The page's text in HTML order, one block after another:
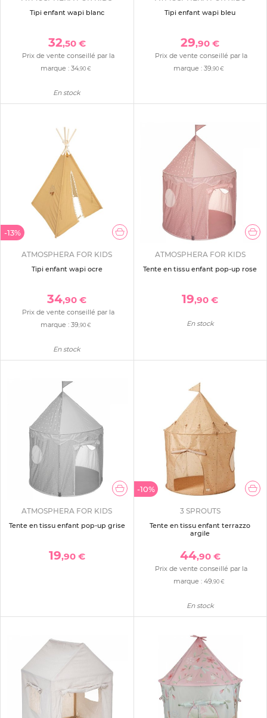
Tipi enfant wapi blanc
32,50 €
Prix de vente conseillé par la
marque : 34,90 €
En stock
Tipi enfant wapi bleu
29,90 €
Prix de vente conseillé par la
marque :39,90 €
-13%
ATMOSPHERA FOR KIDS
Tipi enfant wapi ocre
34,90 €
Prix de vente conseillé par la
marque : 39,90 €
En stock
ATMOSPHERA FOR KIDS
Tente en tissu enfant pop-up rose
19,90 €
En stock
ATMOSPHERA FOR KIDS
Tente en tissu enfant pop-up grise
19,90 €
-10%
3 SPROUTS
Tente en tissu enfant terrazzo
argile
44,90 €
Prix de vente conseillé par la
marque : 49,90 €
En stock